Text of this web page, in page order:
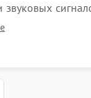
тестирование